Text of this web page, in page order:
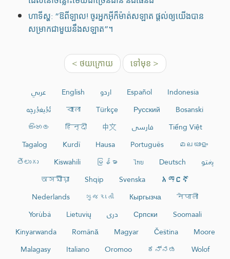
ហាទីស្ហ: “ឱពីឡាល! ចូរអ្នកអ៊ីក៏ម៉ាត់សឡាត ផ្តល់ឲ្យយើងបាន
សម្រាកជាមួយនឹងសឡាត”។
< ថយក្រោយ ទៅមុខ >
عربي English اردو Español
Indonesia
ئۇيغۇرچە
বাংলা Türkçe Русский
Bosanski
සිංහල
हिन्दी 中文 فارسی
Tiếng Việt
Tagalog
Kurdî Hausa Português
മലയാളം
తెలుగు
Kiswahili မြန်မာ ไทย Deutsch
پښتو
অসমীয়া
Shqip Svenska
አማርኛ
Nederlands
ગુજરાતી Кыргызча
नेपाली
Yorùbá
Lietuvių دری Српски
Soomaali
Kinyarwanda
Română Magyar Čeština
Moore
Malagasy
Italiano Oromoo ಕನ್ನಡ
Wolof